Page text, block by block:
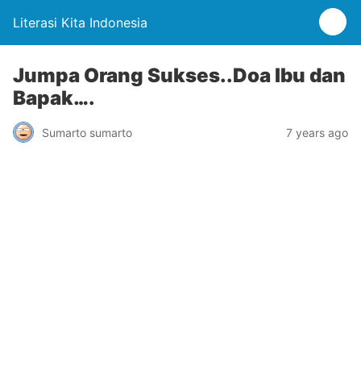
Literasi Kita Indonesia
Jumpa Orang Sukses..Doa Ibu dan
Bapak….
Sumarto sumarto 7 years ago